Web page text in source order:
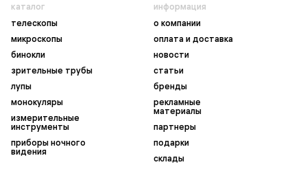
каталог
телескопы
микроскопы
бинокли
зрительные трубы
лупы
монокуляры
измерительные
инструменты
приборы ночного
видения
информация
о компании
оплата и доставка
новости
статьи
бренды
рекламные
материалы
партнеры
подарки
склады